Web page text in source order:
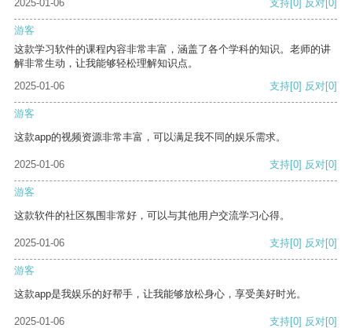
2025-01-06 支持[0] 反对[0]
游客
这款学习软件的课程内容非常丰富，涵盖了各个学科的知识。老师的讲
解非常生动，让我能够轻松理解知识点。
2025-01-06
支持[0] 反对[0]
游客
这款app的视频资源非常丰富，可以满足我不同的娱乐需求。
2025-01-06 支持[0] 反对[0]
游客
这款软件的社区氛围非常好，可以与其他用户交流学习心得。
2025-01-06 支持[0] 反对[0]
游客
这款app是我娱乐的好帮手，让我能够放松身心，享受美好时光。
2025-01-06 支持[0] 反对[0]